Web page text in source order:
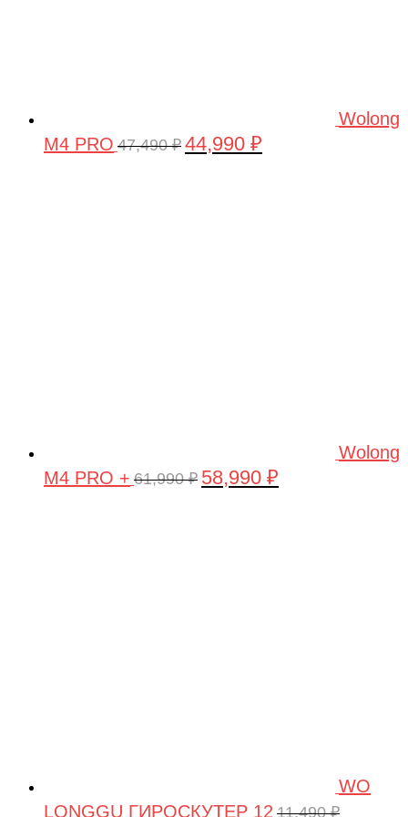
Wolong
M4 PRO 47,490₽ Первоначальная
44,990 ₽
Wolong
M4 PRO + 61,990₽ Первоначальная
58,990 ₽
WO
LONGGU ГИРОСКУТЕР 12 11,490₽